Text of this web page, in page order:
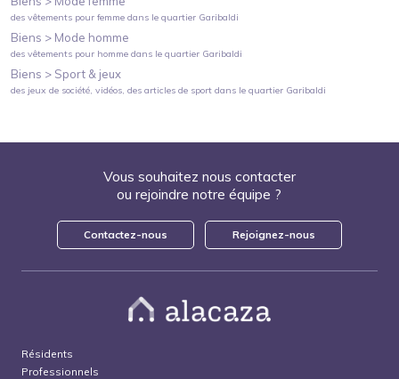
des vêtements pour femme dans le quartier Garibaldi
Biens > Mode homme
des vêtements pour homme dans le quartier Garibaldi
Biens > Sport & jeux
des jeux de société, vidéos, des articles de sport dans le quartier Garibaldi
Vous souhaitez nous contacter
ou rejoindre notre équipe ?
Contactez-nous Rejoignez-nous
Résidents
Professionnels